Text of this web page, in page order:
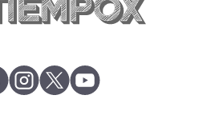
abre en nueva pestaña
abre en nueva pestaña
abre en nueva pestaña